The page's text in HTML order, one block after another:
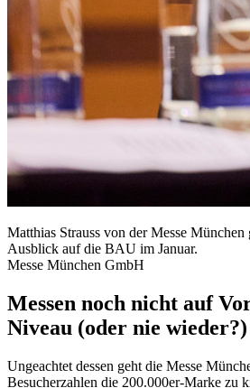
Matthias Strauss von der Messe München
Ausblick auf die BAU im Januar.
Messe München GmbH
Messen noch nicht auf
Niveau (oder nie wieder?)
Ungeachtet dessen geht die Messe
Besucherzahlen die 200.000er-Marke zu